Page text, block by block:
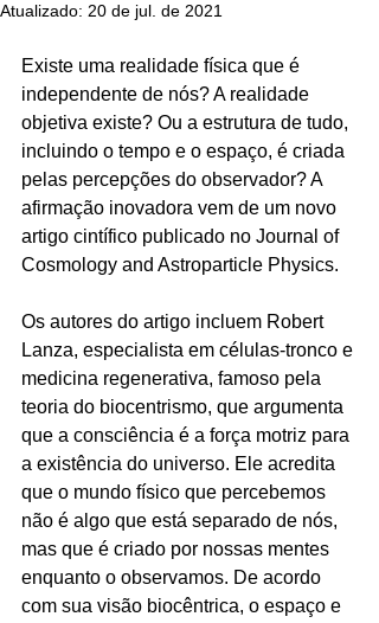
Atualizado: 20 de jul. de 2021
Existe uma realidade física que é
independente de nós? A realidade
objetiva existe? Ou a estrutura de tudo,
incluindo o tempo e o espaço, é criada
pelas percepções do observador? A
afirmação inovadora vem de um novo
artigo cintífico publicado no Journal of
Cosmology and Astroparticle Physics.
Os autores do artigo incluem Robert
Lanza, especialista em células-tronco e
medicina regenerativa, famoso pela
teoria do biocentrismo, que argumenta
que a consciência é a força motriz para
a existência do universo. Ele acredita
que o mundo físico que percebemos
não é algo que está separado de nós,
mas que é criado por nossas mentes
enquanto o observamos. De acordo
com sua visão biocêntrica, o espaço e